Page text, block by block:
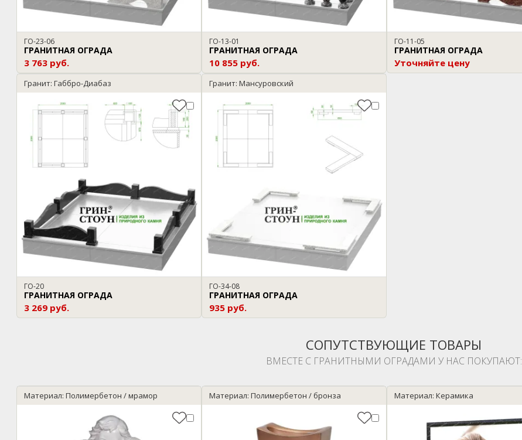
ГО-23-06
ГРАНИТНАЯ ОГРАДА
3 763 руб.
ГО-13-01
ГРАНИТНАЯ ОГРАДА
10 855 руб.
ГО-11-05
ГРАНИТНАЯ ОГРАДА
Уточняйте цену
Гранит: Габбро-Диабаз
ГО-20
ГРАНИТНАЯ ОГРАДА
3 269 руб.
Гранит: Мансуровский
ГО-34-08
ГРАНИТНАЯ ОГРАДА
935 руб.
СОПУТСТВУЮЩИЕ ТОВАРЫ
ВМЕСТЕ С ГРАНИТНЫМИ ОГРАДАМИ У НАС ПОКУПАЮТ:
Материал: Полимербетон / мрамор Материал: Полимербетон / бронза Материал: Керамика